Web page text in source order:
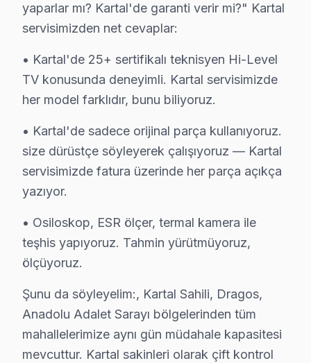
Esentepe Mahallesi, teknolojik altyapısının gelişimi
Gümüşpınar Mahallesi, konforlu yaşam alanları
Hürriyet'te Hi-Level TV Servisi
Hürriyet Mahallesi, yenilikçi konut projeleri ile
Karlıktepe'de Hi-Level TV Servisi
Kordonboyu'nda Hi-Level TV Servisi
Kordonboyu Mahallesi, zarif mimarisiyle bilinen ve
Orhantepe'de Hi-Level TV Servisi
Orhantepe Mahallesi, yoğun yerleşim ve tarihi dokuyla
Orta'da Hi-Level TV Servisi
Orta Mahallesi, modern yaşam ile birlikte geçmişi bir
yaparlar mı? Kartal'de garanti verir mi?" Kartal
servisimizden net cevaplar:
• Kartal'de 25+ sertifikalı teknisyen Hi-Level
TV konusunda deneyimli. Kartal servisimizde
her model farklıdır, bunu biliyoruz.
• Kartal'de sadece orijinal parça kullanıyoruz.
size dürüstçe söyleyerek çalışıyoruz — Kartal
servisimizde fatura üzerinde her parça açıkça
yazıyor.
• Osiloskop, ESR ölçer, termal kamera ile
teşhis yapıyoruz. Tahmin yürütmüyoruz,
ölçüyoruz.
Şunu da söyleyelim:, Kartal Sahili, Dragos,
Anadolu Adalet Sarayı bölgelerinden tüm
mahallelerimize aynı gün müdahale kapasitesi
mevcuttur. Kartal sakinleri olarak çift kontrol